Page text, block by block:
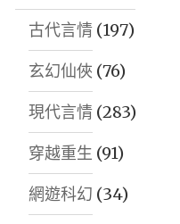
古代言情(197)
玄幻仙俠 (76)
現代言情(283)
穿越重生 (91)
網遊科幻 (34)